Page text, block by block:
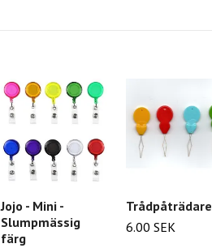
Jojo - Mini -
Slumpmässig
färg
Trådpåträdare
6.00 SEK